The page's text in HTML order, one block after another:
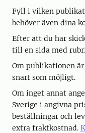
Fyll i vilken
behöver även dina
Efter att du har
till en sida med
Om publikationen
snart som möjligt.
Om inget annat
Sverige i angivna
beställningar och
extra fraktkostnad.